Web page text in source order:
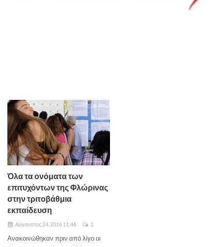
Όλα τα ονόματα των
επιτυχόντων της Φλώρινας
στην τριτοβάθμια
εκπαίδευση
Αύγουστος 24, 2016 11:46 1
Ανακοινώθηκαν πριν από λίγο οι